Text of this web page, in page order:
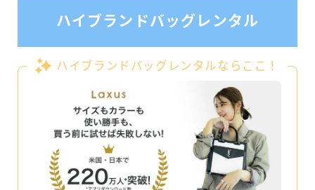
ハイブランドバッグレンタル
ハイブランドバッグレンタルならここ！